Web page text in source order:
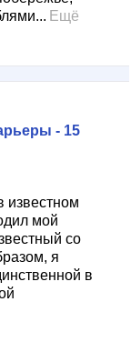
Ещё
- 15
известном
мой
со
я
в